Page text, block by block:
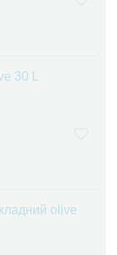
30 L
olive